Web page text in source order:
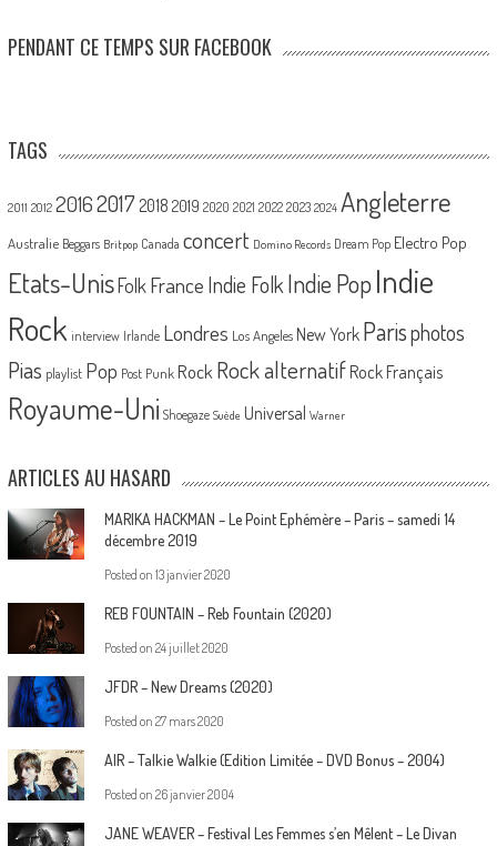
PENDANT CE TEMPS SUR FACEBOOK
TAGS
2011 2012 20162017 2018 2019 2020 2021 2022 2023 2024 Angleterre
Australie Beggars Britpop Canada concert Domino Records Dream Pop Electro Pop
Etats-UnisFolk France Indie Folk Indie PopIndie
Rock interview Irlande Londres Los Angeles New York Parisphotos
Pias playlist Pop Post Punk Rock Rock alternatif Rock Français
Royaume-Uni Shoegaze Suède Universal Warner
ARTICLES AU HASARD
MARIKA HACKMAN – Le Point Ephémère – Paris – samedi 14
décembre 2019
Posted on 13 janvier 2020
REB FOUNTAIN – Reb Fountain (2020)
Posted on 24 juillet 2020
JFDR – New Dreams (2020)
Posted on 27 mars 2020
AIR – Talkie Walkie (Edition Limitée – DVD Bonus – 2004)
Posted on 26 janvier 2004
JANE WEAVER – Festival Les Femmes s’en Mêlent – Le Divan